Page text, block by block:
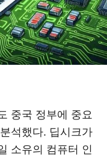
중국 정부에 중요
석했다. 딥시크가
소유의 컴퓨터 인